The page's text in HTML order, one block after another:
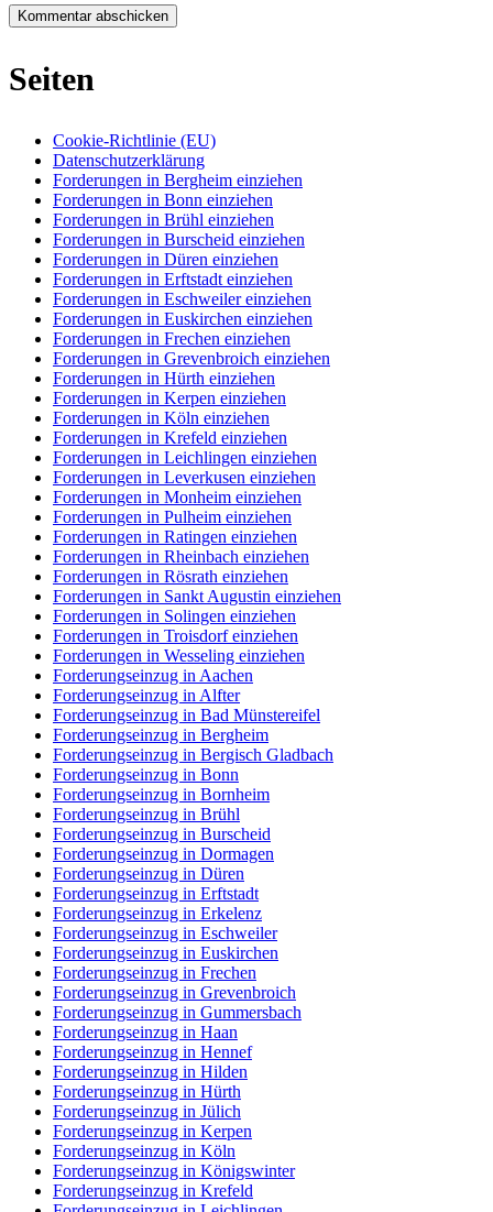
Seiten
Cookie-Richtlinie (EU)
Datenschutzerklärung
Forderungen in Bergheim einziehen
Forderungen in Bonn einziehen
Forderungen in Brühl einziehen
Forderungen in Burscheid einziehen
Forderungen in Düren einziehen
Forderungen in Erftstadt einziehen
Forderungen in Eschweiler einziehen
Forderungen in Euskirchen einziehen
Forderungen in Frechen einziehen
Forderungen in Grevenbroich einziehen
Forderungen in Hürth einziehen
Forderungen in Kerpen einziehen
Forderungen in Köln einziehen
Forderungen in Krefeld einziehen
Forderungen in Leichlingen einziehen
Forderungen in Leverkusen einziehen
Forderungen in Monheim einziehen
Forderungen in Pulheim einziehen
Forderungen in Ratingen einziehen
Forderungen in Rheinbach einziehen
Forderungen in Rösrath einziehen
Forderungen in Sankt Augustin einziehen
Forderungen in Solingen einziehen
Forderungen in Troisdorf einziehen
Forderungen in Wesseling einziehen
Forderungseinzug in Aachen
Forderungseinzug in Alfter
Forderungseinzug in Bad Münstereifel
Forderungseinzug in Bergheim
Forderungseinzug in Bergisch Gladbach
Forderungseinzug in Bonn
Forderungseinzug in Bornheim
Forderungseinzug in Brühl
Forderungseinzug in Burscheid
Forderungseinzug in Dormagen
Forderungseinzug in Düren
Forderungseinzug in Erftstadt
Forderungseinzug in Erkelenz
Forderungseinzug in Eschweiler
Forderungseinzug in Euskirchen
Forderungseinzug in Frechen
Forderungseinzug in Grevenbroich
Forderungseinzug in Gummersbach
Forderungseinzug in Haan
Forderungseinzug in Hennef
Forderungseinzug in Hilden
Forderungseinzug in Hürth
Forderungseinzug in Jülich
Forderungseinzug in Kerpen
Forderungseinzug in Köln
Forderungseinzug in Königswinter
Forderungseinzug in Krefeld